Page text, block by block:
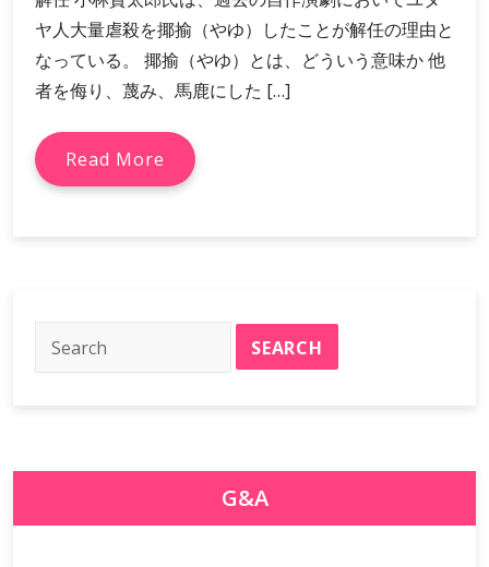
ヤ人大量虐殺を揶揄（やゆ）したことが解任の理由と
なっている。 揶揄（やゆ）とは、どういう意味か 他
者を侮り、蔑み、馬鹿にした […]
Read More
G&A